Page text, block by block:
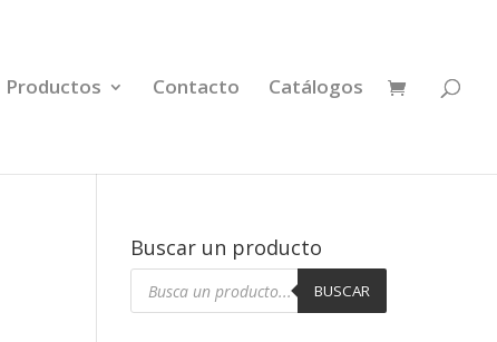
Productos Contacto Catálogos
Buscar un producto
Búsqueda
productos
BUSCAR